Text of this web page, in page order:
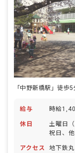
給与 時給
休日
土曜日
祝日、
アクセス
地下鉄